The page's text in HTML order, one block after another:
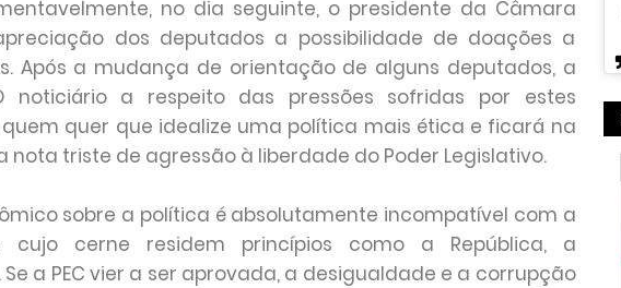
no dia seguinte, o presidente da Câmara
dos deputados a possibilidade de doações a
Após a mudança de orientação de alguns deputados, a
noticiário a respeito das pressões sofridas por estes
quer que idealize uma política mais ética e ficará na
triste de agressão à liberdade do Poder Legislativo.
sobre a política é absolutamente incompatível com a
cujo cerne residem princípios como a República, a
a PEC vier a ser aprovada, a desigualdade e a corrupção